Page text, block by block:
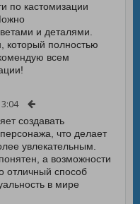
по кастомизации
и деталями.
который полностью
всем
создавать
что делает
увлекательным.
а возможности
отличный способ
в мире